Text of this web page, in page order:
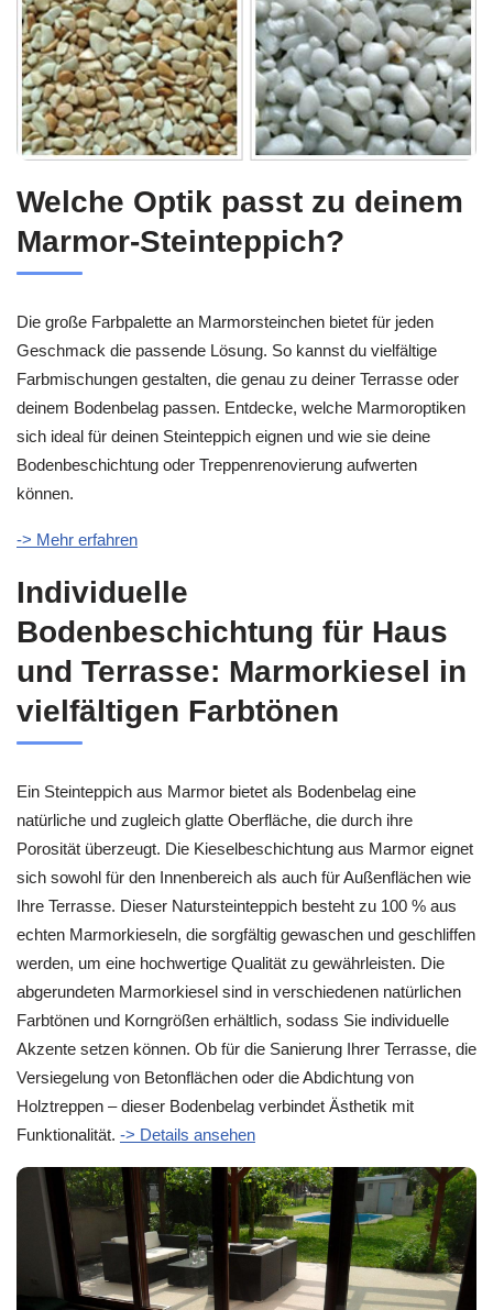
Welche Optik passt zu deinem
Marmor-Steinteppich?
Die große Farbpalette an Marmorsteinchen bietet für jeden
Geschmack die passende Lösung. So kannst du vielfältige
Farbmischungen gestalten, die genau zu deiner Terrasse oder
deinem Bodenbelag passen. Entdecke, welche Marmoroptiken
sich ideal für deinen Steinteppich eignen und wie sie deine
Bodenbeschichtung oder Treppenrenovierung aufwerten
können.
-> Mehr erfahren
Individuelle
Bodenbeschichtung für Haus
und Terrasse: Marmorkiesel in
vielfältigen Farbtönen
Ein Steinteppich aus Marmor bietet als Bodenbelag eine
natürliche und zugleich glatte Oberfläche, die durch ihre
Porosität überzeugt. Die Kieselbeschichtung aus Marmor eignet
sich sowohl für den Innenbereich als auch für Außenflächen wie
Ihre Terrasse. Dieser Natursteinteppich besteht zu 100 % aus
echten Marmorkieseln, die sorgfältig gewaschen und geschliffen
werden, um eine hochwertige Qualität zu gewährleisten. Die
abgerundeten Marmorkiesel sind in verschiedenen natürlichen
Farbtönen und Korngrößen erhältlich, sodass Sie individuelle
Akzente setzen können. Ob für die Sanierung Ihrer Terrasse, die
Versiegelung von Betonflächen oder die Abdichtung von
Holztreppen – dieser Bodenbelag verbindet Ästhetik mit
Funktionalität. -> Details ansehen